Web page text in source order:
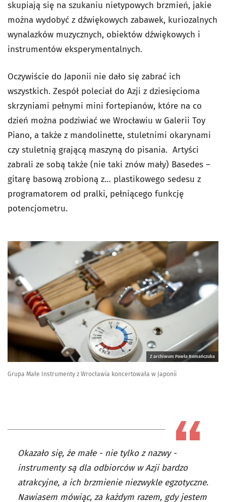
skupiają się na szukaniu nietypowych brzmień, jakie
można wydobyć z dźwiękowych zabawek, kuriozalnych
wynalazków muzycznych, obiektów dźwiękowych i
instrumentów eksperymentalnych.
Oczywiście do Japonii nie dało się zabrać ich
wszystkich. Zespół poleciał do Azji z dziesięcioma
skrzyniami pełnymi mini fortepianów, które na co
dzień można podziwiać we Wrocławiu w Galerii Toy
Piano, a także z mandolinette, stuletnimi okarynami
czy stuletnią grającą maszyną do pisania. Artyści
zabrali ze sobą także (nie taki znów mały) Basedes –
gitarę basową zrobioną z… plastikowego sedesu z
programatorem od pralki, pełniącego funkcję
potencjometru.
Z archiwum Pawła Romańczuka
Grupa Małe Instrumenty z Wrocławia koncertowała w Japonii
Okazało się, że małe - nie tylko z nazwy -
instrumenty są dla odbiorców w Azji bardzo
atrakcyjne, a ich brzmienie niezwykle egzotyczne.
Nawiasem mówiąc, za każdym razem, gdy jestem